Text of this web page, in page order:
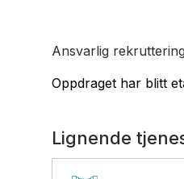
Ansvarlig
Oppdraget har blitt
Lignende